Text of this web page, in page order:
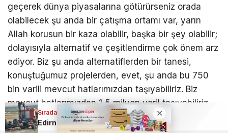
geçerek dünya piyasalarına götürürseniz orada
olabilecek şu anda bir çatışma ortamı var, yarın
Allah korusun bir kaza olabilir, başka bir şey olabilir;
dolayısıyla alternatif ve çeşitlendirme çok önem arz
ediyor. Biz şu anda alternatiflerden bir tanesi,
konuştuğumuz projelerden, evet, şu anda bu 750
bin varili mevcut hatlarımızdan taşıyabiliriz. Biz
mevcut hatlarımızdan 1,5 milyon varil taşıyabiliriz
aslında ve diyoruz ki bunu miktarını da artırabiliriz,
yani 2-2,5 milyon varillere çıkabiliriz ve boru hattını
Sıradaki Haber
Edirne’de traktörün altında kalan çift hayatını kaybetti